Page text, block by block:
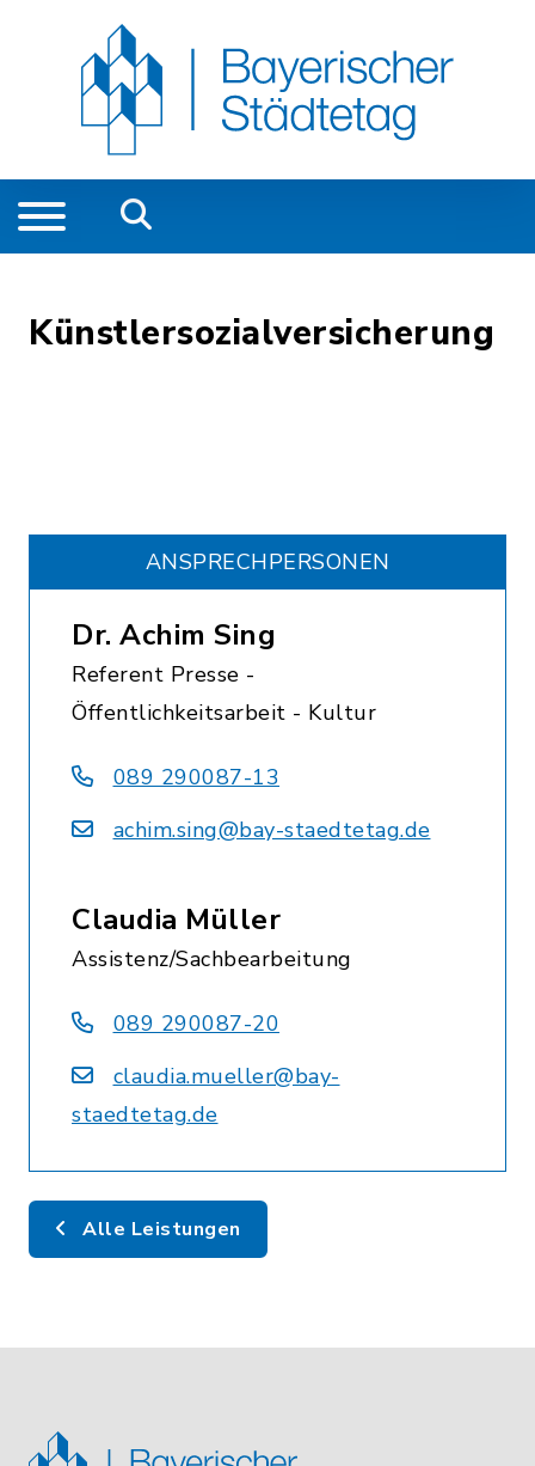
Künstlersozialversicherung
ANSPRECHPERSONEN
Dr. Achim Sing
Referent Presse -
Öffentlichkeitsarbeit - Kultur
089 290087-13
achim.sing@bay-staedtetag.de
Claudia Müller
Assistenz/Sachbearbeitung
089 290087-20
claudia.mueller@bay-
staedtetag.de
Alle Leistungen